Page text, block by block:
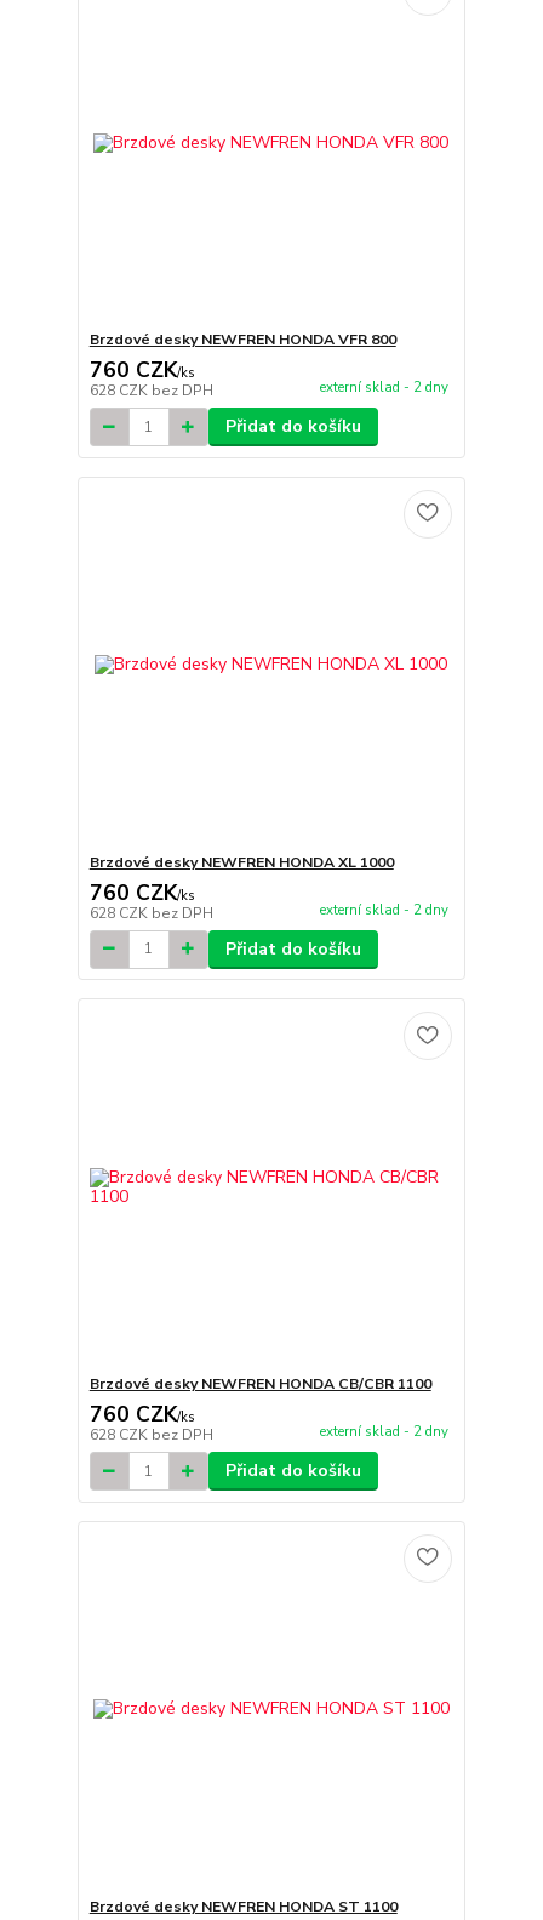
Brzdové desky NEWFREN HONDA VFR 800
760 CZK/ks
628 CZK bez DPH externí sklad - 2 dny
Přidat do košíku
Brzdové desky NEWFREN HONDA XL 1000
760 CZK/ks
628 CZK bez DPH externí sklad - 2 dny
Přidat do košíku
Brzdové desky NEWFREN HONDA CB/CBR 1100
760 CZK/ks
628 CZK bez DPH externí sklad - 2 dny
Přidat do košíku
Brzdové desky NEWFREN HONDA ST 1100